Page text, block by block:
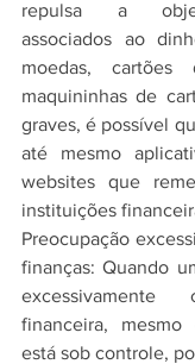
repulsa a
associados ao
moedas,
maquininhas de
graves, é possível
até mesmo
websites que
instituições
Preocupação
finanças: Quando
financeira,
está sob controle,